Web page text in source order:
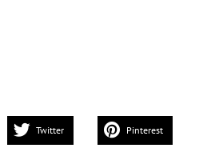
Twitter Pinterest